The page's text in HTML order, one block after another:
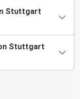
Stuttgart
Stuttgart